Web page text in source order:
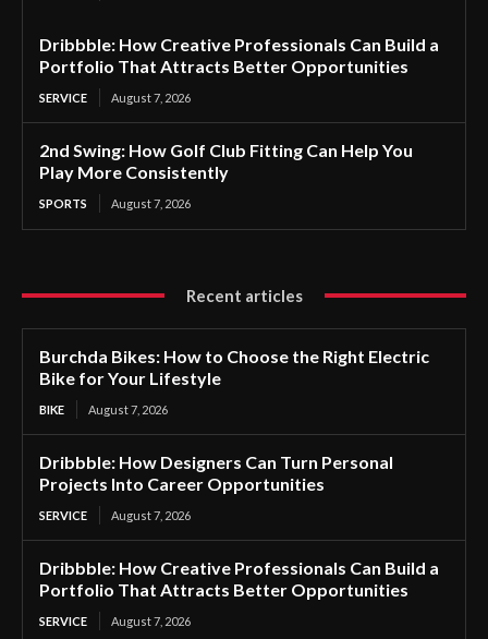
Dribbble: How Creative Professionals Can Build a
Portfolio That Attracts Better Opportunities
SERVICE August 7, 2026
2nd Swing: How Golf Club Fitting Can Help You
Play More Consistently
SPORTS August 7, 2026
Recent articles
Burchda Bikes: How to Choose the Right Electric
Bike for Your Lifestyle
BIKE August 7, 2026
Dribbble: How Designers Can Turn Personal
Projects Into Career Opportunities
SERVICE August 7, 2026
Dribbble: How Creative Professionals Can Build a
Portfolio That Attracts Better Opportunities
SERVICE August 7, 2026